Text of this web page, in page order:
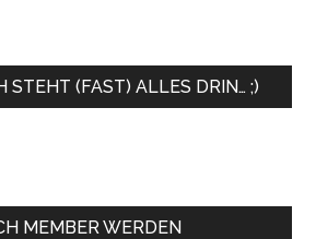
STEHT (FAST) ALLES DRIN… ;)
MEMBER WERDEN